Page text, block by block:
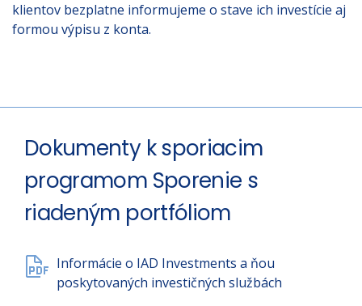
klientov bezplatne informujeme o stave ich investície aj
formou výpisu z konta.
Dokumenty k sporiacim
programom Sporenie s
riadeným portfóliom
Informácie o IAD Investments a ňou
poskytovaných investičných službách